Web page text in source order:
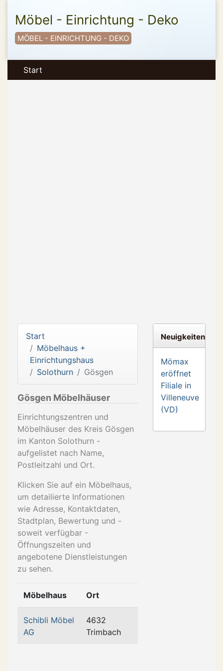
Möbel - Einrichtung - Deko
MÖBEL - EINRICHTUNG - DEKO
Start
Start
Möbelhaus +
Einrichtungshaus
Solothurn
Gösgen
Gösgen Möbelhäuser
Einrichtungszentren und
Möbelhäuser des Kreis Gösgen
im Kanton Solothurn -
aufgelistet nach Name,
Postleitzahl und Ort.
Klicken Sie auf ein Möbelhaus,
um detailierte Informationen
wie Adresse, Kontaktdaten,
Stadtplan, Bewertung und -
soweit verfügbar -
Öffnungszeiten und
angebotene Dienstleistungen
zu sehen.
Möbelhaus Ort
Schibli Möbel
AG
4632
Trimbach
Neuigkeiten
Mömax
eröffnet
Filiale in
Villeneuve
(VD)